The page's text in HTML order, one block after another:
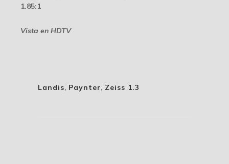
1.85:1
Vista en HDTV
Landis, Paynter, Zeiss 1.3